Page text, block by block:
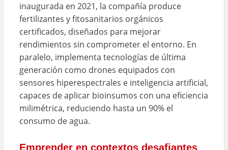
inaugurada en 2021, la compañía produce
fertilizantes y fitosanitarios orgánicos
certificados, diseñados para mejorar
rendimientos sin comprometer el entorno. En
paralelo, implementa tecnologías de última
generación como drones equipados con
sensores hiperespectrales e inteligencia artificial,
capaces de aplicar bioinsumos con una eficiencia
milimétrica, reduciendo hasta un 90% el
consumo de agua.
Emprender en contextos desafiantes